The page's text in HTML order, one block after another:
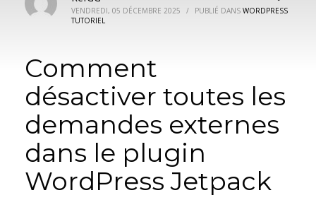
VENDREDI, 05 DÉCEMBRE 2025 / PUBLIÉ DANS WORDPRESS
TUTORIEL
Comment
désactiver toutes les
demandes externes
dans le plugin
WordPress Jetpack